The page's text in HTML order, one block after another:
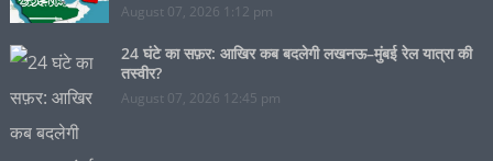
August 07, 2026 1:12 pm
24 घंटे का सफ़र: आखिर कब बदलेगी लखनऊ–मुंबई रेल यात्रा की
तस्वीर?
August 07, 2026 12:45 pm